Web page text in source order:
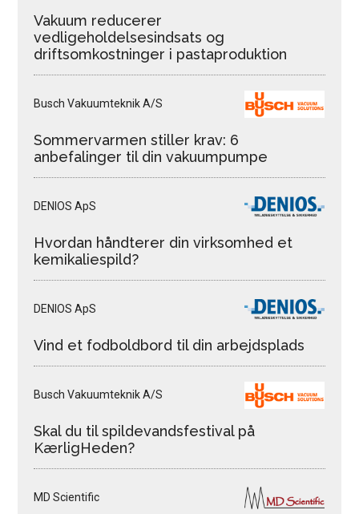
Vakuum reducerer
vedligeholdelsesindsats og
driftsomkostninger i pastaproduktion
Busch Vakuumteknik A/S
Sommervarmen stiller krav: 6
anbefalinger til din vakuumpumpe
DENIOS ApS
Hvordan håndterer din virksomhed et
kemikaliespild?
DENIOS ApS
Vind et fodboldbord til din arbejdsplads
Busch Vakuumteknik A/S
Skal du til spildevandsfestival på
KærligHeden?
MD Scientific